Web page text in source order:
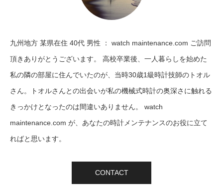
九州地方 某県在住 40代 男性 ： watch maintenance.com ご訪問
頂きありがとうございます。 高校卒業後、一人暮らしを始めた
私の隣の部屋に住んでいたのが、当時30歳1級時計技師のトオル
さん。トオルさんとの出会いが私の機械式時計の奥深さに触れる
きっかけとなったのは間違いありません。 watch
maintenance.com が、あなたの時計メンテナンスのお役に立て
ればと思います。
CONTACT